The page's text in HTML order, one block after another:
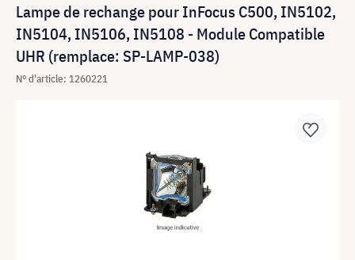
Lampe de rechange pour InFocus C500, IN5102,
IN5104, IN5106, IN5108 - Module Compatible
UHR (remplace: SP-LAMP-038)
N° d'article: 1260221